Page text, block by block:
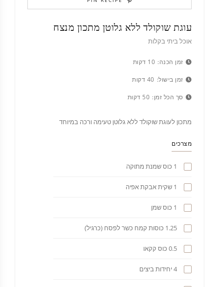
עוגת שוקולד ללא גלוטן מתכון מנצח
אוכל ביתי בקלות
זמן הכנה: 10 דקות
זמן בישול: 40 דקות
סך הכל זמן: 50 דקות
מתכון לעוגת שוקולד ללא גלוטן טעימה ורכה במיוחד
מצרכים
1 כוס שמנת מתוקה
1 שקית אבקת אפיה
1 כוס שמן
1.25 כוסות קמח כשר לפסח (כרגיל)
0.5 כוס קקאו
4 יחידות ביצים